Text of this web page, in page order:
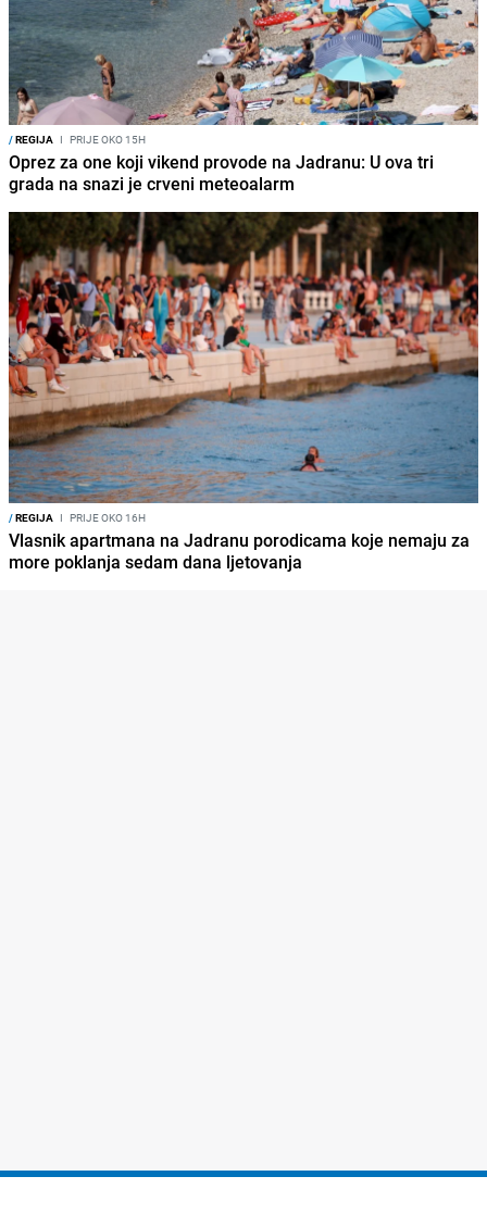
/REGIJA I PRIJE OKO 15H
Oprez za one koji vikend provode na Jadranu: U ova tri
grada na snazi je crveni meteoalarm
/REGIJA I PRIJE OKO 16H
Vlasnik apartmana na Jadranu porodicama koje nemaju za
more poklanja sedam dana ljetovanja